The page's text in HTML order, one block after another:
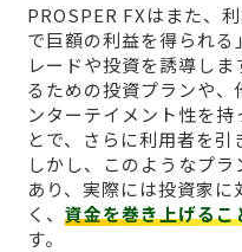
PROSPER FXはまた、
で巨額の利益を得られ
レードや投資を誘導し
るための投資プランや
ンターテイメント性を
とで、さらに利用者を引
しかし、このようなプ
あり、実際には投資家
く、 資金を巻き上げるこ
す。